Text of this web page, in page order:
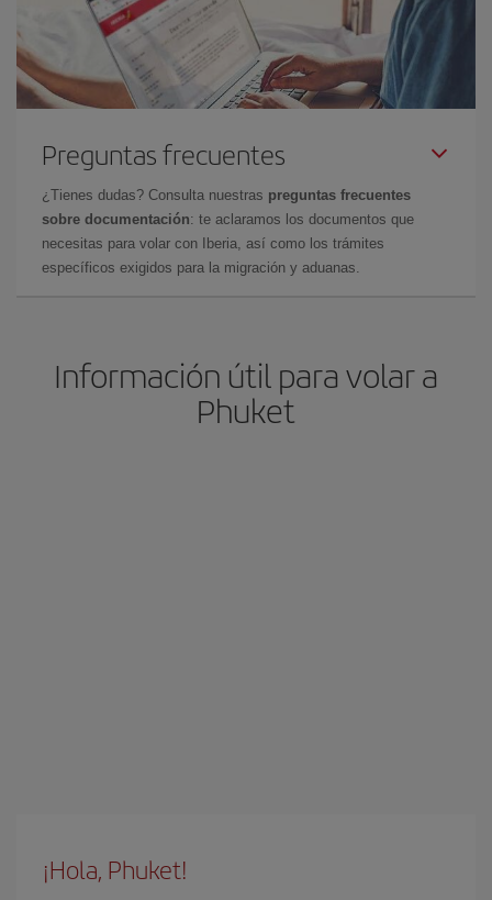
Preguntas frecuentes
¿Tienes dudas? Consulta nuestras preguntas frecuentes
sobre documentación: te aclaramos los documentos que
necesitas para volar con Iberia, así como los trámites
específicos exigidos para la migración y aduanas.
Información útil para volar a
Phuket
¡Hola, Phuket!